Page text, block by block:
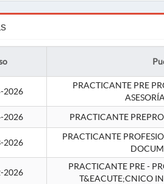
2026
PRACTICANTE PRE
2026 PRACTICANTE
2026
PRACTICANTE
2026
PRACTICANTE PRE -
T&EACUTE;CNICO